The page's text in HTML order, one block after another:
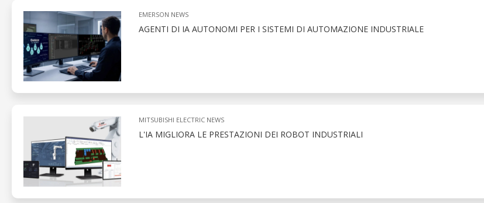
EMERSON NEWS
AGENTI DI IA AUTONOMI PER I SISTEMI DI AUTOMAZIONE INDUSTRIALE
MITSUBISHI ELECTRIC NEWS
L'IA MIGLIORA LE PRESTAZIONI DEI ROBOT INDUSTRIALI